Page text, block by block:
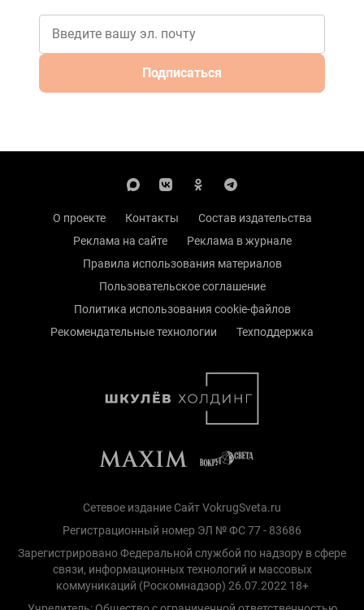
Подписаться
О проекте Контакты
Состав издательства
Реклама на сайте
Реклама в журнале
Правила использования материалов
Пользовательское соглашение
Политика использования cookie-файлов
Рекомендательные технологии
Техподдержка
Сетевое издание Сайт VokrugSveta.ru
Регистрационный номер ЭЛ № ФС 77 - 83686
Зарегистрировано Федеральной службой по надзору в сфере
связи, информационных технологий и массовых
коммуникаций (Роскомнадзор) 26.07.2022 18+